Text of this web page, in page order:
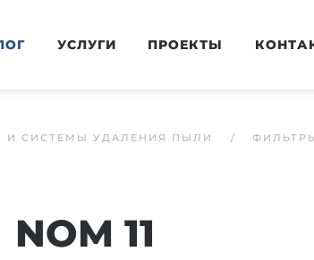
УСЛУГИ ПРОЕКТЫ
И СИСТЕМЫ УДАЛЕНИЯ ПЫЛИ
NOM 11